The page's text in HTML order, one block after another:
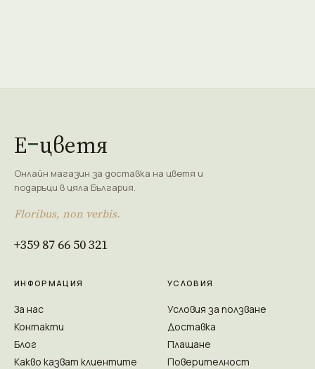
Е цветя
Онлайн магазин за доставка на цветя и
подаръци в цяла България.
Floribus, non verbis.
+359 87 66 50 321
ИНФОРМАЦИЯ
За нас
Контакти
Блог
Какво казват клиентите
УСЛОВИЯ
Условия за ползване
Доставка
Плащане
Поверителност